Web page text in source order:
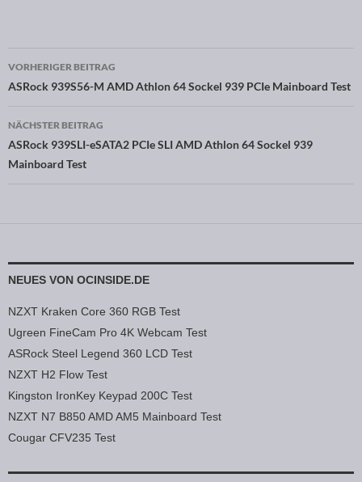
Beitragsnavigation
VORHERIGER BEITRAG
ASRock 939S56-M AMD Athlon 64 Sockel 939 PCIe Mainboard Test
NÄCHSTER BEITRAG
ASRock 939SLI-eSATA2 PCIe SLI AMD Athlon 64 Sockel 939
Mainboard Test
NEUES VON OCINSIDE.DE
NZXT Kraken Core 360 RGB Test
Ugreen FineCam Pro 4K Webcam Test
ASRock Steel Legend 360 LCD Test
NZXT H2 Flow Test
Kingston IronKey Keypad 200C Test
NZXT N7 B850 AMD AM5 Mainboard Test
Cougar CFV235 Test